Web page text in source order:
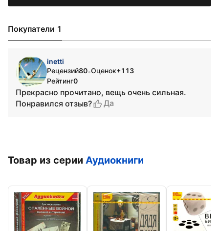
Покупатели 1
inetti
Рецензий80•Оценок+113
Рейтинг0
Прекрасно прочитано, вещь очень сильная.
Понравился отзыв?
Да
Товар из серии Аудиокниги